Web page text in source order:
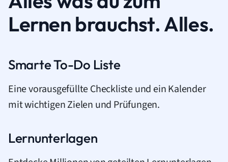
Lernen brauchst. Alles.
Smarte To-Do Liste
Eine vorausgefüllte Checkliste und ein Kalender
mit wichtigen Zielen und Prüfungen.
Lernunterlagen